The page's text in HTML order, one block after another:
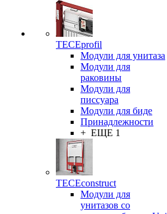
TECEprofil
Модули для унитаза
Модули для
раковины
Модули для
писсуара
Модули для биде
Принадлежности
+ ЕЩЕ 1
TECEconstruct
Модули для
унитазов со